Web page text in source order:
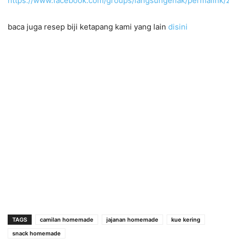
baca juga resep biji ketapang kami yang lain disini
TAGS camilan homemade jajanan homemade
kue kering
snack homemade